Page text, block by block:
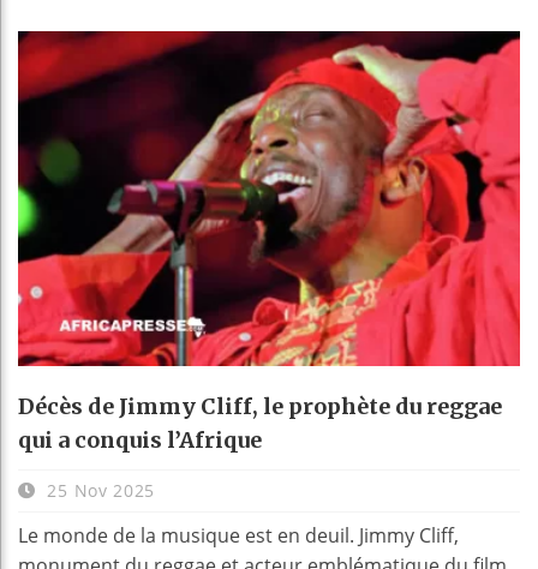
Décès de Jimmy Cliff, le prophète du reggae
qui a conquis l’Afrique
25 Nov 2025
Le monde de la musique est en deuil. Jimmy Cliff,